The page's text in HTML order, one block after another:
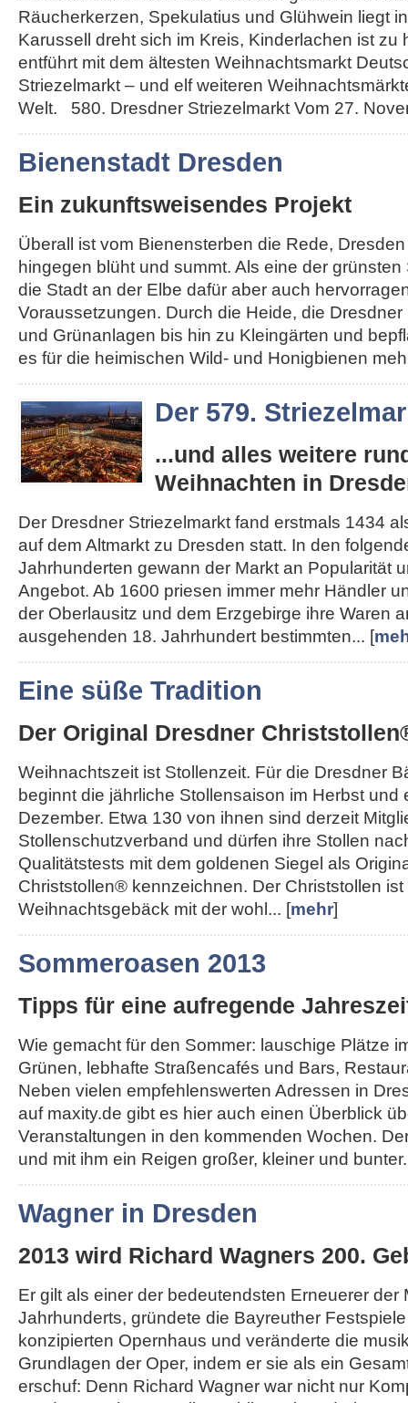
Räucherkerzen, Spekulatius und Glühwein liegt
Karussell dreht sich im Kreis, Kinderlachen ist zu
entführt mit dem ältesten Weihnachtsmarkt
Striezelmarkt – und elf weiteren
Welt. 580. Dresdner Striezelmarkt Vom 27.
Bienenstadt Dresden
Ein zukunftsweisendes Projekt
Überall ist vom Bienensterben die Rede, Dresden
hingegen blüht und summt. Als eine der
die Stadt an der Elbe dafür aber auch
Voraussetzungen. Durch die Heide, die
und Grünanlagen bis hin zu Kleingärten und
es für die heimischen Wild- und Honigbienen
Der 579.
...und alles weitere
Weihnachten in
Der Dresdner Striezelmarkt fand erstmals 1434
auf dem Altmarkt zu Dresden statt. In den
Jahrhunderten gewann der Markt an Popularität
Angebot. Ab 1600 priesen immer mehr Händler
der Oberlausitz und dem Erzgebirge ihre Waren
ausgehenden 18. Jahrhundert bestimmten... [
Eine süße Tradition
Der Original Dresdner
Weihnachtszeit ist Stollenzeit. Für die Dresdner
beginnt die jährliche Stollensaison im Herbst und
Dezember. Etwa 130 von ihnen sind derzeit
Stollenschutzverband und dürfen ihre Stollen
Qualitätstests mit dem goldenen Siegel als
Christstollen® kennzeichnen. Der Christstollen ist
Weihnachtsgebäck mit der wohl... [mehr]
Sommeroasen 2013
Tipps für eine aufregende
Wie gemacht für den Sommer: lauschige Plätze
Grünen, lebhafte Straßencafés und Bars,
Neben vielen empfehlenswerten Adressen in
auf maxity.de gibt es hier auch einen Überblick
Veranstaltungen in den kommenden Wochen.
und mit ihm ein Reigen großer, kleiner und
Wagner in Dresden
2013 wird Richard Wagners 200.
Er gilt als einer der bedeutendsten Erneuerer der
Jahrhunderts, gründete die Bayreuther
konzipierten Opernhaus und veränderte die
Grundlagen der Oper, indem er sie als ein
erschuf: Denn Richard Wagner war nicht nur